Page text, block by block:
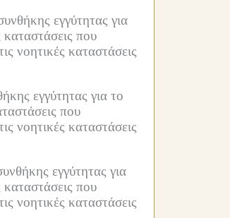
εγγύτητας για
καταστάσεις που
νοητικές καταστάσεις
εγγύτητας για το
που
νοητικές καταστάσεις
εγγύτητας για
καταστάσεις που
νοητικές καταστάσεις